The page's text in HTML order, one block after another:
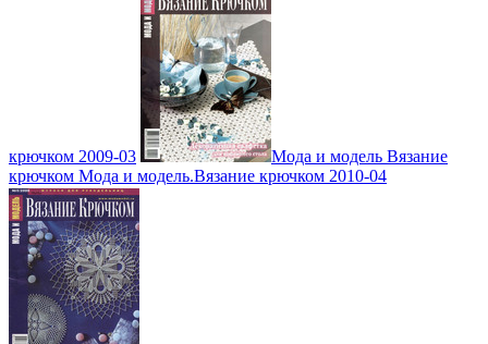
крючком 2009-03
Мода и модель Вязание
крючком Мода и модель.Вязание крючком 2010-04